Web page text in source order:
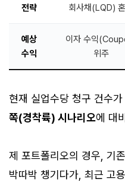
전략
회사채(LQD)
예상
수익
이자 수익
위주
현재 실업수당 청구 건수
쪽(경착륙) 시나리오에 대
제 포트폴리오의 경우, 기
박따박 챙기다가, 최근 고